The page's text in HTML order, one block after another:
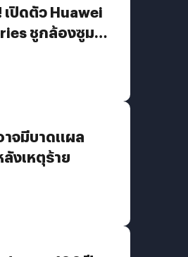
เปิดตัว Huawei
ชูกล้องซูม
าจมีบาดแผล
ลังเหตุร้าย